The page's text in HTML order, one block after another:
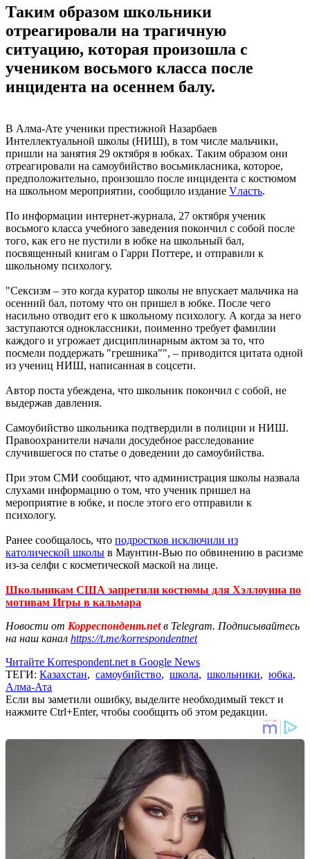
Таким образом школьники
отреагировали на трагичную
ситуацию, которая произошла с
учеником восьмого класса после
инцидента на осеннем балу.
В Алма-Ате ученики престижной Назарбаев
Интеллектуальной школы (НИШ), в том числе мальчики,
пришли на занятия 29 октября в юбках. Таким образом они
отреагировали на самоубийство восьмикласника, которое,
предположительно, произошло после инцидента с костюмом
на школьном мероприятии, сообщило издание Vласть.
По информации интернет-журнала, 27 октября ученик
восьмого класса учебного заведения покончил с собой после
того, как его не пустили в юбке на школьный бал,
посвященный книгам о Гарри Поттере, и отправили к
школьному психологу.
"Сексизм – это когда куратор школы не впускает мальчика на
осенний бал, потому что он пришел в юбке. После чего
насильно отводит его к школьному психологу. А когда за него
заступаются одноклассники, поименно требует фамилии
каждого и угрожает дисциплинарным актом за то, что
посмели поддержать "грешника"", – приводится цитата одной
из учениц НИШ, написанная в соцсети.
Автор поста убеждена, что школьник покончил с собой, не
выдержав давления.
Самоубийство школьника подтвердили в полиции и НИШ.
Правоохранители начали досудебное расследование
случившегося по статье о доведении до самоубийства.
При этом СМИ сообщают, что администрация школы назвала
слухами информацию о том, что ученик пришел на
мероприятие в юбке, и после этого его отправили к
психологу.
Ранее сообщалось, что подростков исключили из
католической школы в Маунтин-Вью по обвинению в расизме
из-за селфи с косметической маской на лице.
Школьникам США запретили костюмы для Хэллоуина по
мотивам Игры в кальмара
Новости от Корреспондент.netв Telegram. Подписывайтесь
на наш канал https://t.me/korrespondentnet
Читайте Korrespondent.net в Google News
ТЕГИ: Казахстан, самоубийство, школа, школьники, юбка,
Алма-Ата
Если вы заметили ошибку, выделите необходимый текст и
нажмите Ctrl+Enter, чтобы сообщить об этом редакции.